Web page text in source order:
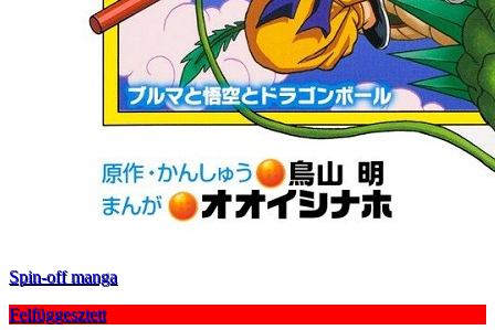
Spin-off manga
Felfüggesztett